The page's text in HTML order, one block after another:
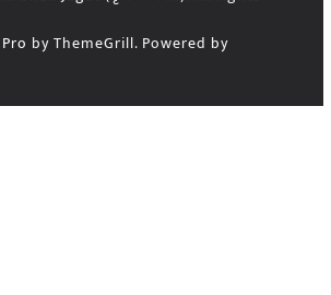
by ThemeGrill. Powered by